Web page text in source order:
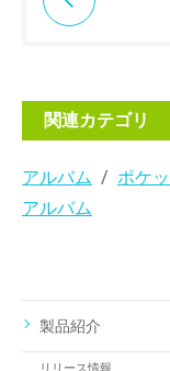
関連カテゴリ
アルバム ポケ
アルバム
製品紹介